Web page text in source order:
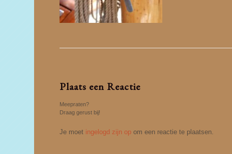
Plaats een Reactie
Meepraten?
Draag gerust bij!
Je moet ingelogd zijn op om een reactie te plaatsen.